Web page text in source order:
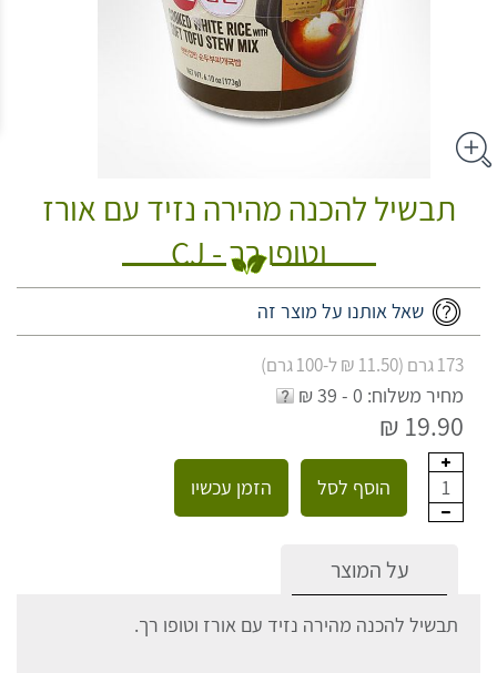
תבשיל להכנה מהירה נזיד עם אורז
וטופו רך - CJ
שאל אותנו על מוצר זה
173 גרם (11.50 ₪ ל-100 גרם)
מחיר משלוח: 0 - 39 ₪
19.90 ₪
1 הוסף לסל הזמן עכשיו
על המוצר
תבשיל להכנה מהירה נזיד עם אורז וטופו רך.